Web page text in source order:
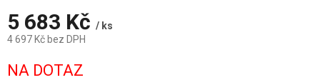
5 683 Kč / ks
4 697 Kč bez DPH
cena:
NA DOTAZ